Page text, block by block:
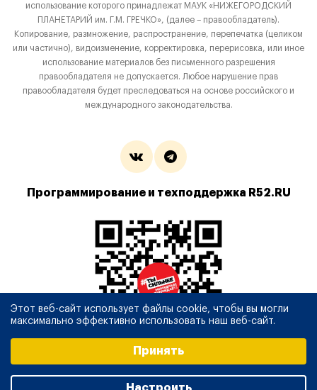
использование которого принадлежат МАУК «НИЖЕГОРОДСКИЙ
ПЛАНЕТАРИЙ им. Г.М. ГРЕЧКО», (далее – правообладатель).
Копирование, размножение, распространение, перепечатка (целиком
или частично), видоизменение, корректировка, перерисовка, или иное
использование материалов без письменного разрешения
правообладателя не допускается. Любое нарушение прав
правообладателя будет преследоваться на основе российского и
международного законодательства.
Программирование и техподдержка R52.RU
Этот веб-сайт использует файлы cookie, чтобы вы могли
максимально эффективно использовать наш веб-сайт.
Принять